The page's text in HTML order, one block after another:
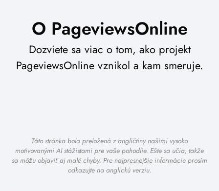
O PageviewsOnline
Dozviete sa viac o tom, ako projekt
PageviewsOnline vznikol a kam smeruje.
Táto stránka bola preložená z angličtiny našimi vysoko
motivovanými AI stážistami pre vaše pohodlie. Ešte sa učia, takže
sa môžu objaviť aj malé chyby. Pre najpresnejšie informácie prosím
odkazujte na anglickú verziu.